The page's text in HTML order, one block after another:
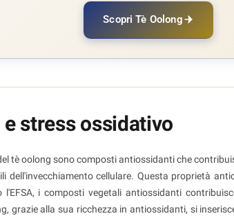
Scopri Tè Oolong
stress ossidativo
tè oolong sono composti antiossidanti che
dell'invecchiamento cellulare. Questa proprietà
l'EFSA, i composti vegetali antiossidanti
grazie alla sua ricchezza in antiossidanti, si